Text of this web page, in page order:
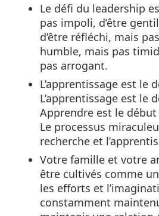
Le défi du leadership
pas impoli, d’être
d’être réfléchi, mais
humble, mais pas
pas arrogant.
L’apprentissage est le
L’apprentissage est le
Apprendre est le
Le processus
recherche et
Votre famille et votre
être cultivés comme
les efforts et
constamment